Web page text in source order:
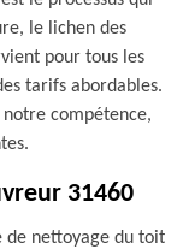
le lichen des
pour tous les
tarifs abordables.
compétence,
31460
de nettoyage du toit